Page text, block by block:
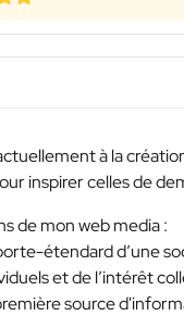
à la
inspirer celles de
de mon web media :
étendard d’une
et de l’intérêt
source